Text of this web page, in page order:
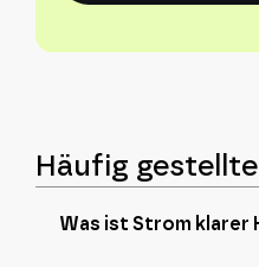
Häufig
Was ist Strom klarer